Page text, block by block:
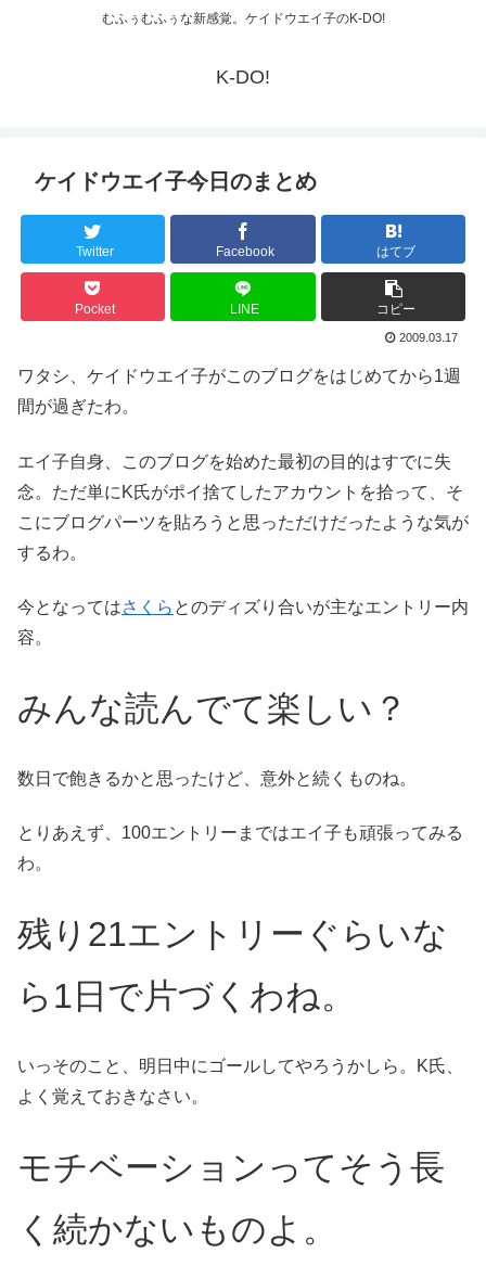
むふぅむふぅな新感覚。ケイドウエイ子のK-DO!
K-DO!
ケイドウエイ子今日のまとめ
Twitter Facebook はてブ
Pocket LINE コピー
2009.03.17
ワタシ、ケイドウエイ子がこのブログをはじめてから1週
間が過ぎたわ。
エイ子自身、このブログを始めた最初の目的はすでに失
念。ただ単にK氏がポイ捨てしたアカウントを拾って、そ
こにブログパーツを貼ろうと思っただけだったような気が
するわ。
今となってはさくら とのディズり合いが主なエントリー内
容。
みんな読んでて楽しい？
数日で飽きるかと思ったけど、意外と続くものね。
とりあえず、100エントリーまではエイ子も頑張ってみる
わ。
残り21エントリーぐらいな
ら1日で片づくわね。
いっそのこと、明日中にゴールしてやろうかしら。K氏、
よく覚えておきなさい。
モチベーションってそう長
く続かないものよ。